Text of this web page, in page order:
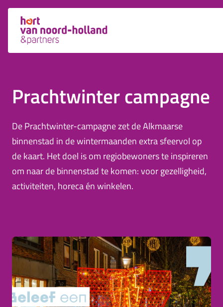
Prachtwinter campagne
De Prachtwinter-campagne zet de Alkmaarse
binnenstad in de wintermaanden extra sfeervol op
de kaart. Het doel is om regiobewoners te inspireren
om naar de binnenstad te komen: voor gezelligheid,
activiteiten, horeca én winkelen.